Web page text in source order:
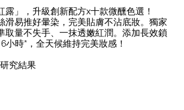
露」，升級創新配方x十款微醺色選！
滑易推好暈染，完美貼膚不沾底妝。獨家
取量不失手、一抹透嫩紅潤。添加長效鎖
小時*，全天候維持完美妝感！
究結果